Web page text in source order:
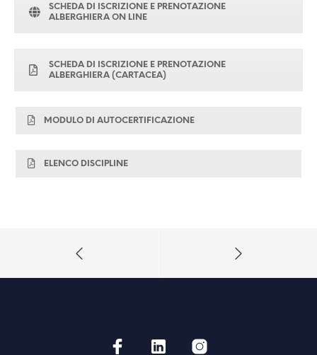
SCHEDA DI ISCRIZIONE E PRENOTAZIONE
ALBERGHIERA ON LINE
SCHEDA DI ISCRIZIONE E PRENOTAZIONE
ALBERGHIERA (CARTACEA)
MODULO DI AUTOCERTIFICAZIONE
ELENCO DISCIPLINE